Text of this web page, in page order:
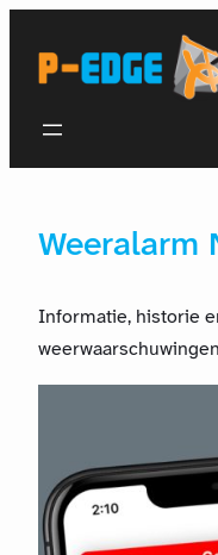
Weeralarm
Informatie, historie